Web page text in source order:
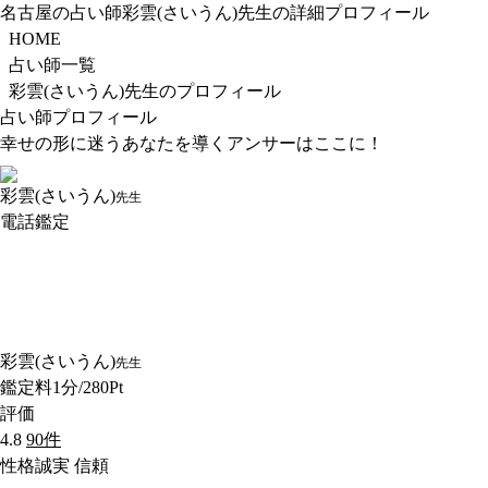
名古屋の占い師彩雲(さいうん)先生の詳細プロフィール
HOME
占い師一覧
彩雲(さいうん)先生のプロフィール
占い師プロフィール
幸せの形に迷うあなたを導くアンサーはここに！
彩雲(さいうん)先生
電話鑑定
彩雲(さいうん)先生
鑑定料1分/280Pt
評価
4.8 90件
性格誠実 信頼